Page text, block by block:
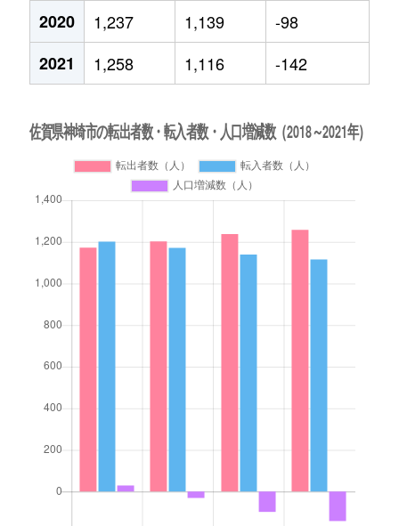
2020
1,237 1,139
-98
2021
1,258 1,116 -142